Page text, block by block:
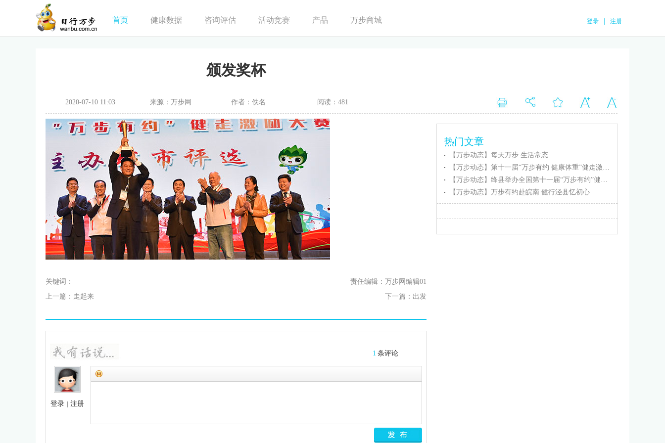
登录 注册
首页 健康数据 咨询评估 活动竞赛 产品 万步商城
颁发奖杯
2020-07-10 11:03 来源：万步网 作者：佚名 阅读：481
关键词：
责任编辑：万步网编辑01
上一篇： 走起来 下一篇： 出发
1 条评论
登录 注册
热门文章
【万步动态】每天万步 生活常态
【万步动态】第十一届“万步有约 健康体重”健走激励大赛忻州保德赛区正式启动
【万步动态】绛县举办全国第十一届“万步有约”健走激励大赛（绛县赛区）启动仪式
【万步动态】万步有约赴皖南 健行泾县忆初心